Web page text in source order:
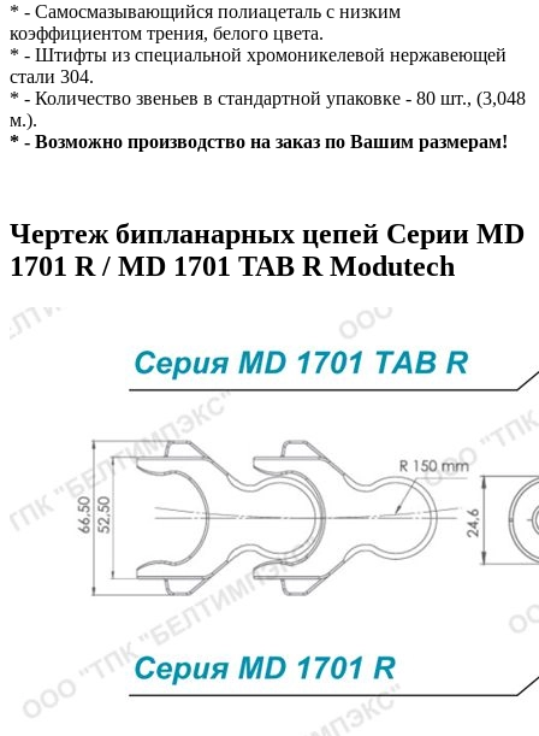
* - Самосмазывающийся полиацеталь с низким
коэффициентом трения, белого цвета.
* - Штифты из специальной хромоникелевой нержавеющей
стали 304.
* - Количество звеньев в стандартной упаковке - 80 шт., (3,048
м.).
* - Возможно производство на заказ по Вашим размерам!
Чертеж бипланарных цепей Серии MD
1701 R / MD 1701 TAB R Modutech